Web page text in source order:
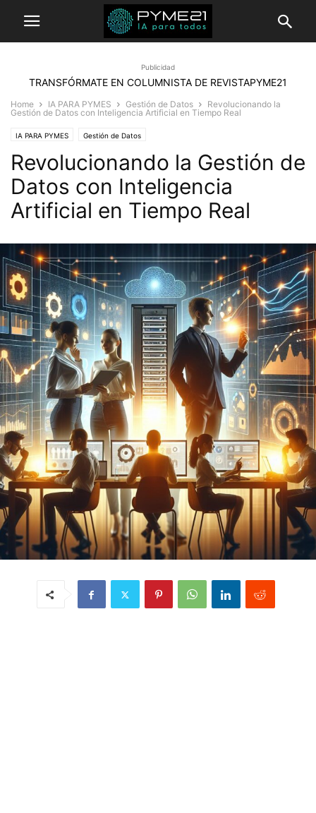
Publicidad
TRANSFÓRMATE EN COLUMNISTA DE REVISTAPYME21
Home IA PARA PYMES Gestión de Datos
Revolucionando la
Gestión de Datos con Inteligencia Artificial en Tiempo Real
IA PARA PYMES Gestión de Datos
Revolucionando la Gestión de
Datos con Inteligencia
Artificial en Tiempo Real